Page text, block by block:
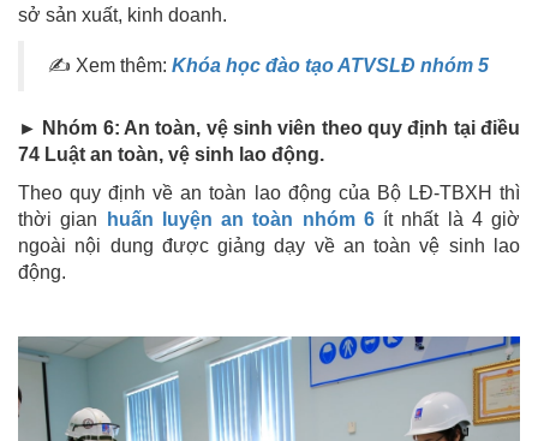
sở sản xuất, kinh doanh.
✍ Xem thêm: Khóa học đào tạo ATVSLĐ nhóm 5
► Nhóm 6: An toàn, vệ sinh viên theo quy định tại điều
74 Luật an toàn, vệ sinh lao động.
Theo quy định về an toàn lao động của Bộ LĐ-TBXH thì
thời gian huấn luyện an toàn nhóm 6 ít nhất là 4 giờ
ngoài nội dung được giảng dạy về an toàn vệ sinh lao
động.